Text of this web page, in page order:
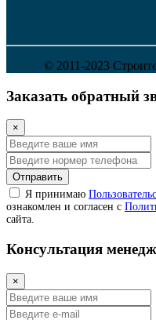
© 2011-2023
Заказать обратный
×
Отправить
Я принимаю
ознакомлен и согласен с
сайта.
Консультация
×